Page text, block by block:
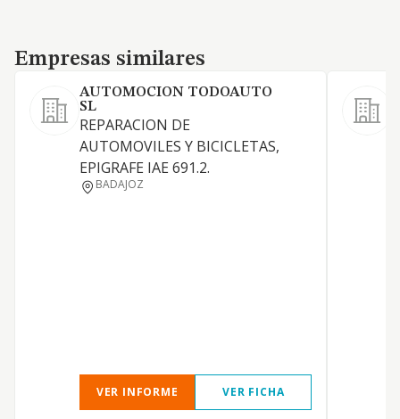
Empresas similares
Empresas similares
AUTOMOCION TODOAUTO
SL
REPARACION DE
AUTOMOVILES Y BICICLETAS,
EPIGRAFE IAE 691.2.
BADAJOZ
VER INFORME VER FICHA